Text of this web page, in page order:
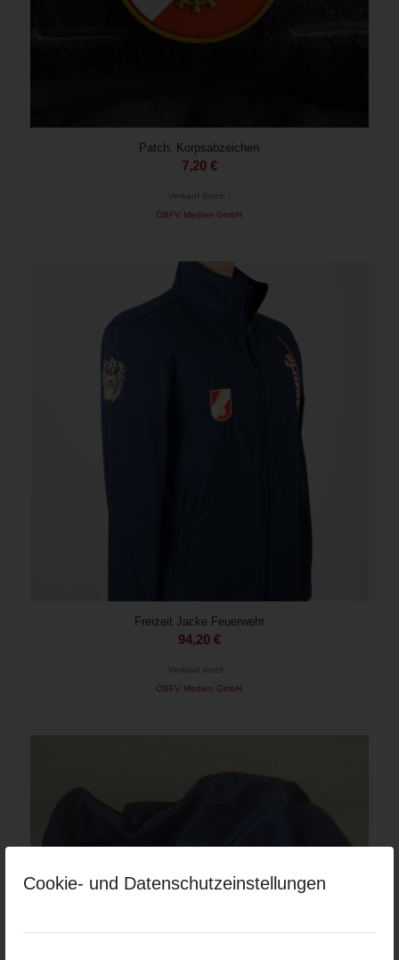
Cookie- und Datenschutzeinstellungen
Patch: Korpsabzeichen
7,20 €
Verkauf durch :
ÖBFV Medien GmbH
Freizeit Jacke Feuerwehr
94,20 €
Verkauf durch :
ÖBFV Medien GmbH